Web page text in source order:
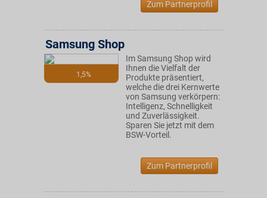
Zum Partnerprofil
1,5%
Samsung Shop
Im Samsung Shop wird
Ihnen die Vielfalt der
Produkte präsentiert,
welche die drei Kernwerte
von Samsung verkörpern:
Intelligenz, Schnelligkeit
und Zuverlässigkeit.
Sparen Sie jetzt mit dem
BSW-Vorteil.
Zum Partnerprofil